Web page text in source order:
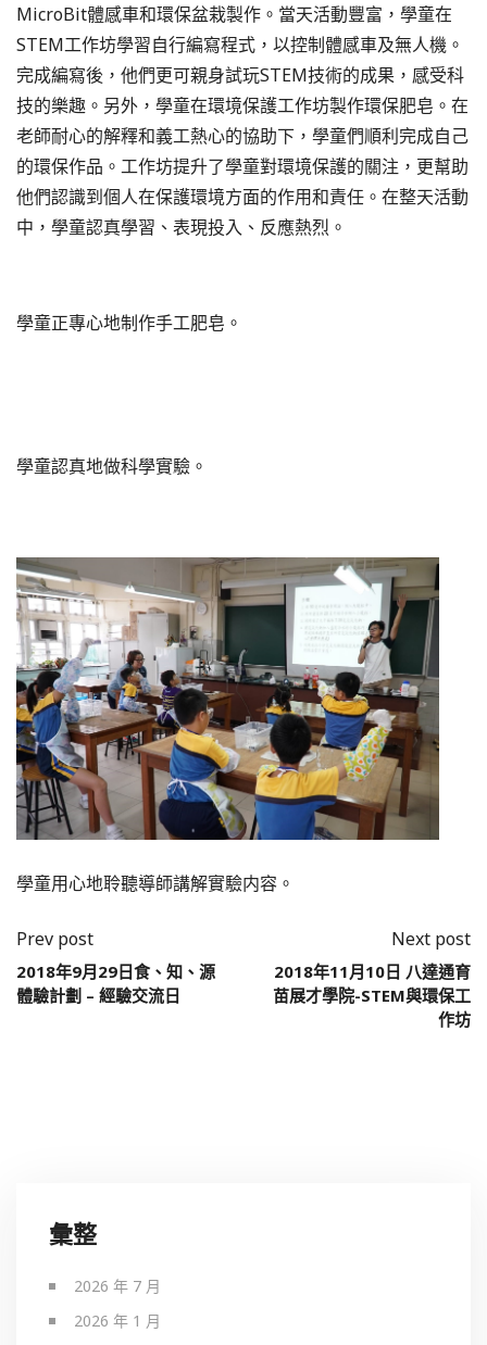
MicroBit體感車和環保盆栽製作。當天活動豐富，學童在
STEM工作坊學習自行編寫程式，以控制體感車及無人機。
完成編寫後，他們更可親身試玩STEM技術的成果，感受科
技的樂趣。另外，學童在環境保護工作坊製作環保肥皂。在
老師耐心的解釋和義工熱心的協助下，學童們順利完成自己
的環保作品。工作坊提升了學童對環境保護的關注，更幫助
他們認識到個人在保護環境方面的作用和責任。在整天活動
中，學童認真學習、表現投入、反應熱烈。
學童正專心地制作手工肥皂。
學童認真地做科學實驗。
學童用心地聆聽導師講解實驗内容。
Prev post
2018年9月29日食、知、源
體驗計劃 – 經驗交流日
Next post
2018年11月10日 八達通育
苗展才學院-STEM與環保工
作坊
彙整
2026 年 7 月
2026 年 1 月